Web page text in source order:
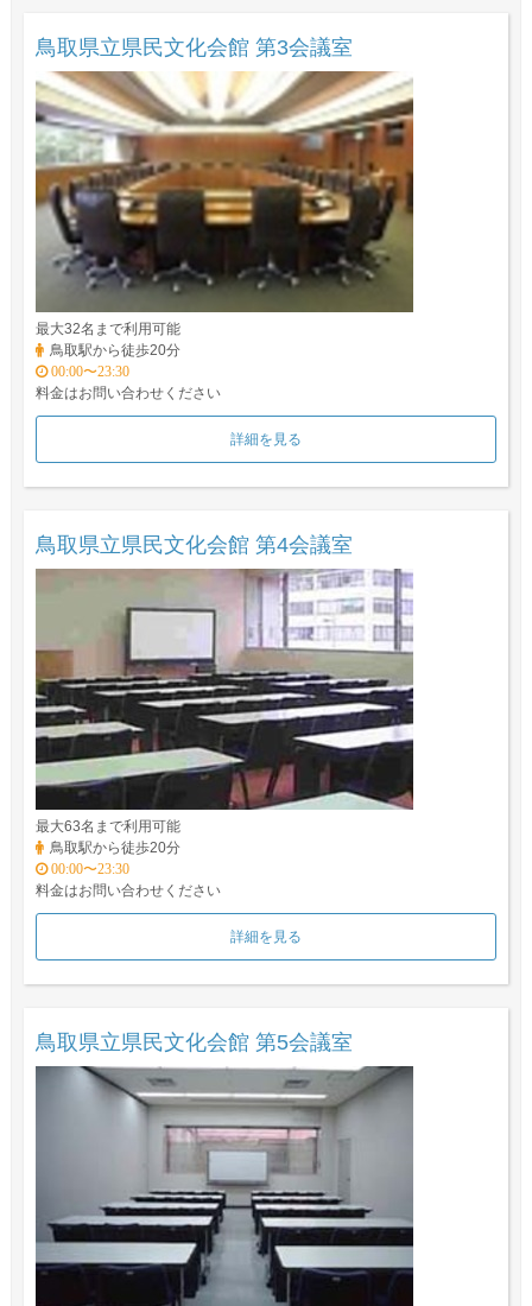
鳥取県立県民文化会館 第3会議室
最大32名まで利用可能
鳥取駅から徒歩20分
00:00〜23:30
料金はお問い合わせください
詳細を見る
鳥取県立県民文化会館 第4会議室
最大63名まで利用可能
鳥取駅から徒歩20分
00:00〜23:30
料金はお問い合わせください
詳細を見る
鳥取県立県民文化会館 第5会議室